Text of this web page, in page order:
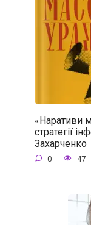
«Наративи
стратегії
Захарченко
0 47